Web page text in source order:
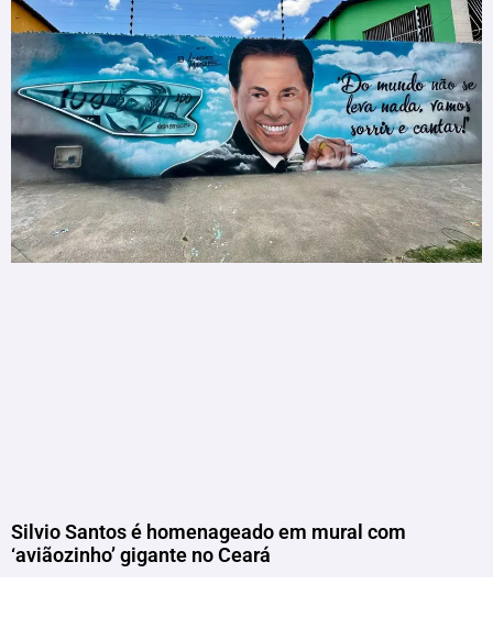
Silvio Santos é homenageado em mural com
‘aviãozinho’ gigante no Ceará